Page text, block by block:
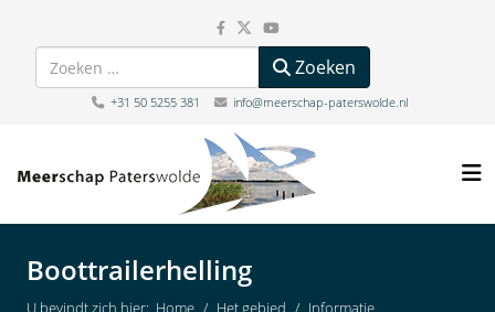
Zoeken Zoeken
+31 50 5255 381 info@meerschap-paterswolde.nl
Boottrailerhelling
U bevindt zich hier: Home Het gebied
Informatie